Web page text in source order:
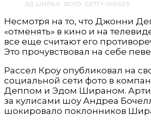
ЭД ШИРАН. ФОТО: GETTY IMAGES
Несмотря на то, что Джонни
«отменять» в кино и на
все еще считают его
Это прочувствовал на себе
Рассел Кроу опубликовал на
социальной сети фото в
Деппом и Эдом Шираном.
за кулисами шоу Андреа
шокировало поклонников